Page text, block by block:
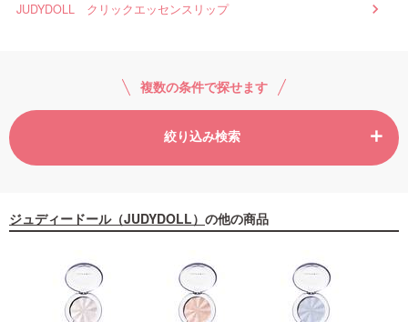
JUDYDOLL クリックエッセンスリップ
複数の条件で探せます
絞り込み検索
ジュディードール（JUDYDOLL） の他の商品